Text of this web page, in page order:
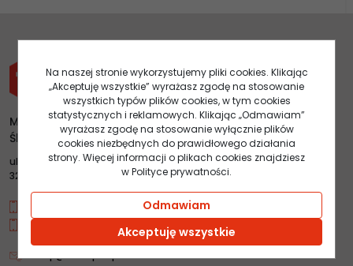
Mampak s.c. Mateusz Ślęczka, Andrzej Ślęczka, Maciej
Ślęczka
ul.Łany 4
32-020 Wieliczka
+48 600 077 052
sklep@mampak.pl
Na naszej stronie wykorzystujemy pliki cookies. Klikając
„Akceptuję wszystkie” wyrażasz zgodę na stosowanie
wszystkich typów plików cookies, w tym cookies
statystycznych i reklamowych. Klikając „Odmawiam”
wyrażasz zgodę na stosowanie wyłącznie plików
cookies niezbędnych do prawidłowego działania
strony. Więcej informacji o plikach cookies znajdziesz
w Polityce prywatności.
Odmawiam
Akceptuję wszystkie